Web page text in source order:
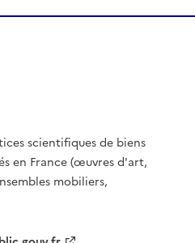
scientifiques de biens
en France (œuvres d'art,
mobiliers,